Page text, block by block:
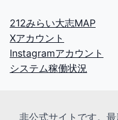
212みらい大志MAP
Xアカウント
Instagramアカウント
システム稼働状況
非公式サイトです。